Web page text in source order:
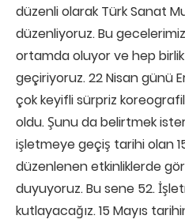
düzenli olarak Türk Sanat
düzenliyoruz. Bu
ortamda oluyor ve hep
geçiriyoruz. 22 Nisan günü
çok keyifli sürpriz
oldu. Şunu da belirtmek
işletmeye geçiş tarihi olan
düzenlenen etkinliklerde
duyuyoruz. Bu sene 52.
kutlayacağız. 15 Mayıs